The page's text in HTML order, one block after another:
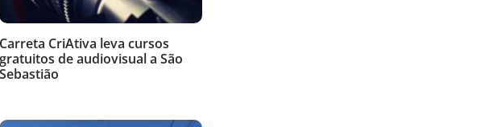
Carreta CriAtiva leva cursos
gratuitos de audiovisual a São
Sebastião